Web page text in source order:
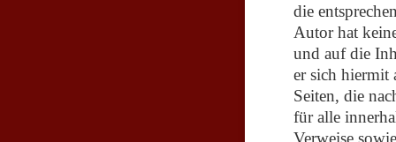
die
Autor hat
und auf die
er sich hiermit
Seiten, die
für alle
Verweise